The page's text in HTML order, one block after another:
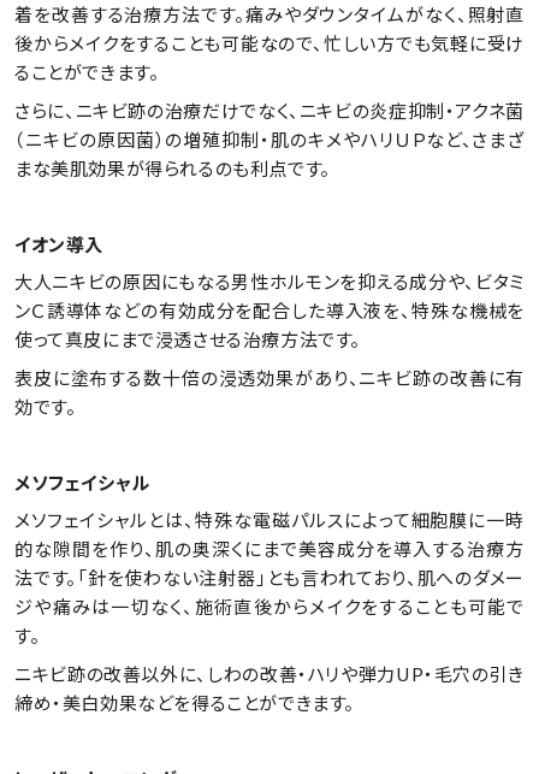
着を改善する治療方法です。痛みやダウンタイムがなく、照射直
後からメイクをすることも可能なので、忙しい方でも気軽に受け
ることができます。
さらに、ニキビ跡の治療だけでなく、ニキビの炎症抑制・アクネ菌
（ニキビの原因菌）の増殖抑制・肌のキメやハリＵＰなど、さまざ
まな美肌効果が得られるのも利点です。
イオン導入
大人ニキビの原因にもなる男性ホルモンを抑える成分や、ビタミ
ンＣ誘導体などの有効成分を配合した導入液を、特殊な機械を
使って真皮にまで浸透させる治療方法です。
表皮に塗布する数十倍の浸透効果があり、ニキビ跡の改善に有
効です。
メソフェイシャル
メソフェイシャルとは、特殊な電磁パルスによって細胞膜に一時
的な隙間を作り、肌の奥深くにまで美容成分を導入する治療方
法です。「針を使わない注射器」とも言われており、肌へのダメー
ジや痛みは一切なく、施術直後からメイクをすることも可能で
す。
ニキビ跡の改善以外に、しわの改善・ハリや弾力UP・毛穴の引き
締め・美白効果などを得ることができます。